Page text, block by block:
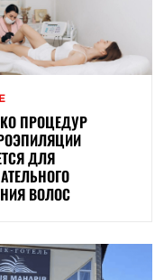
ПРОЦЕДУР
ДЛЯ
ВОЛОС